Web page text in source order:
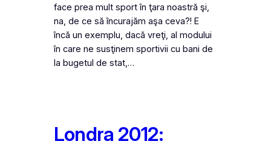
face prea mult sport în ţara noastră şi,
na, de ce să încurajăm aşa ceva?! E
încă un exemplu, dacă vreţi, al modului
în care ne susţinem sportivii cu bani de
la bugetul de stat,…
Londra 2012: